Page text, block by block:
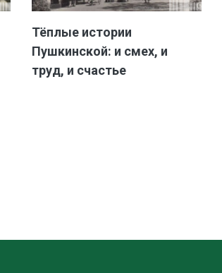
Тёплые истории
Пушкинской: и смех, и
труд, и счастье